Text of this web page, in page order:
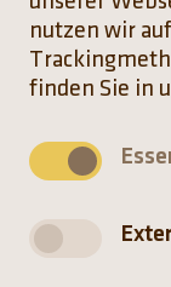
für den Drill.
Tierarten
Tiere und
gewährleistet,
Das ist
nutzen wir
finden Sie in